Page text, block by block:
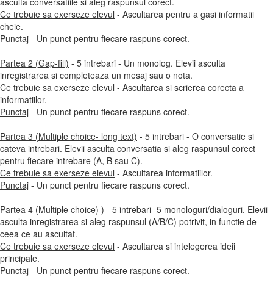
Ce trebuie sa exerseze elevul - Ascultarea pentru a gasi informatii
cheie.
Punctaj - Un punct pentru fiecare raspuns corect.
Partea 2 (Gap-fill) - 5 intrebari - Un monolog. Elevii asculta
inregistrarea si completeaza un mesaj sau o nota.
Ce trebuie sa exerseze elevul - Ascultarea si scrierea corecta a
informatiilor.
Punctaj - Un punct pentru fiecare raspuns corect.
Partea 3 (Multiple choice- long text) - 5 intrebari - O conversatie si
cateva intrebari. Elevii asculta conversatia si aleg raspunsul corect
pentru fiecare intrebare (A, B sau C).
Ce trebuie sa exerseze elevul - Ascultarea informatiilor.
Punctaj - Un punct pentru fiecare raspuns corect.
Partea 4 (Multiple choice) ) - 5 intrebari -5 monologuri/dialoguri. Elevii
asculta inregistrarea si aleg raspunsul (A/B/C) potrivit, in functie de
ceea ce au ascultat.
Ce trebuie sa exerseze elevul - Ascultarea si intelegerea ideii
principale.
Punctaj - Un punct pentru fiecare raspuns corect.